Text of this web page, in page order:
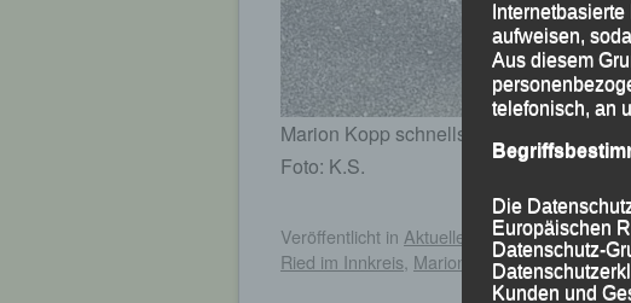
Marion Kopp schnellste Dame über die
Foto: K.S.
Veröffentlicht in Aktuelles Archiv 2025|
Ried im Innkreis Marion Kopp
aufweisen,
Aus diesem
telefonisch, an
Die
Europäischen
Datenschutz-
Kunden und